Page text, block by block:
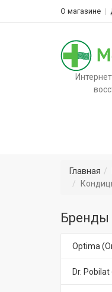
О магазине
Главная
Бренды
Optima
Dr.